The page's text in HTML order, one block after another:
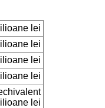
lei
lei
lei
lei
lei